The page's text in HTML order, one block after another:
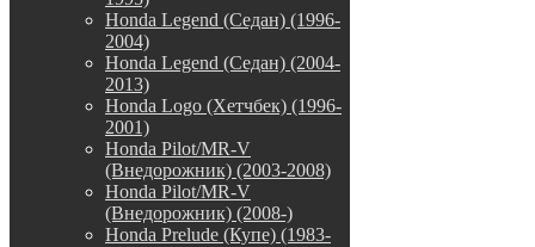
Honda Legend (Седан) (1996-
2004)
Honda Legend (Седан) (2004-
2013)
Honda Logo (Хетчбек) (1996-
2001)
Honda Pilot/MR-V
(Внедорожник) (2003-2008)
Honda Pilot/MR-V
(Внедорожник) (2008-)
Honda Prelude (Купе) (1983-